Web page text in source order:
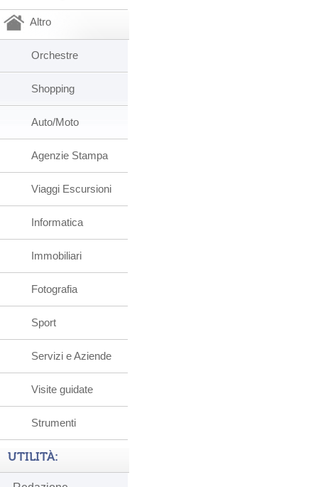
Altro
Orchestre
Shopping
Auto/Moto
Agenzie Stampa
Viaggi Escursioni
Informatica
Immobiliari
Fotografia
Sport
Servizi e Aziende
Visite guidate
Strumenti
UTILITÀ: